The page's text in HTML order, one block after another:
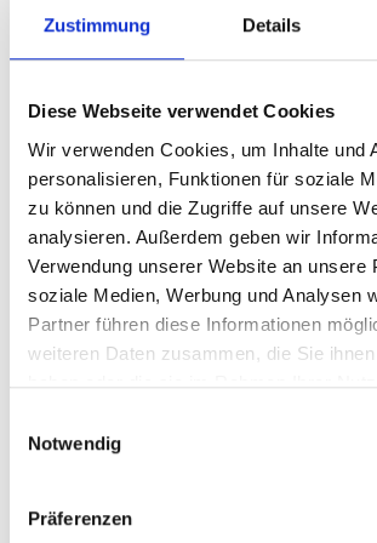
Zustimmung Details
Diese Webseite verwendet Cookies
Wir verwenden Cookies, um Inhalte und
personalisieren, Funktionen für soziale
zu können und die Zugriffe auf unsere
analysieren. Außerdem geben wir
Verwendung unserer Website an unsere
soziale Medien, Werbung und Analysen
Partner führen diese Informationen
weiteren Daten zusammen, die Sie
haben oder die sie im Rahmen Ihrer
Notwendig
Präferenzen
Einmarktgerechter Angebotspreisist
Immobilienverkauf. Denn durch einen zu
Preis verzögert sich der Verkauf. So wird
Ladenhüter wahrgenommen und erzielt
niedrigeren Preis, als wäre es gleich zu
Preis angeboten worden. Dieser Fehler
nicht mehr korrigieren und kostet Sie
Sie dem entgegen durch unsere
Wertermittlung und eine
Preisfindung.